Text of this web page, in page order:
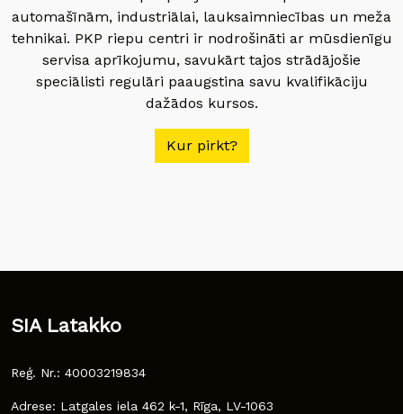
automašīnām, industriālai, lauksaimniecības un meža
tehnikai. PKP riepu centri ir nodrošināti ar mūsdienīgu
servisa aprīkojumu, savukārt tajos strādājošie
speciālisti regulāri paaugstina savu kvalifikāciju
dažādos kursos.
Kur pirkt?
SIA Latakko
Reģ. Nr.: 40003219834
Adrese: Latgales iela 462 k-1, Rīga, LV-1063